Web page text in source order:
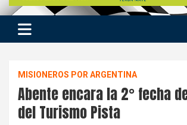
MISIONEROS POR ARGENTINA
Abente encara la 2° fecha
del Turismo Pista